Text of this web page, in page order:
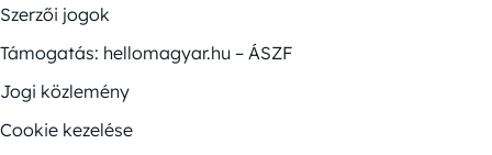
Szerzői jogok
Támogatás: hellomagyar.hu – ÁSZF
Jogi közlemény
Cookie kezelése